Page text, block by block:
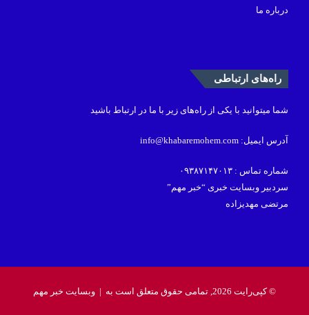
درباره ما
راه‌های ارتباطی
شما میتوانید با یکی از راه‌های زیر با ما در ارتباط باشید
آدرس ایمیل: info@khabaremohem.com
شماره تماس : ۰۹۳۸۷۱۴۷۰۱۳
سردبیر وبسایت خبری “خبر مهم”
مرتضی مهدیزاده
© کپی‌رایت 2026, تمامی حقوق متعلق است به | وبسایت خبر مهم